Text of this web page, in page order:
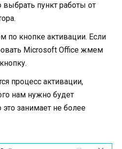
выбрать пункт работы от
по кнопке активации. Если
Microsoft Office жмем
процесс активации,
нам нужно будет
занимает не более